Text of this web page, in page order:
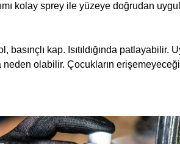
kolay sprey ile yüzeye doğrudan
basınçlı kap. Isıtıldığında
olabilir. Çocukların